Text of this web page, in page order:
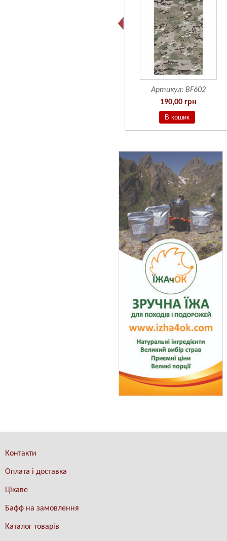
Артикул: BF602
190,00 грн
Контакти
Оплата і доставка
Цікаве
Бафф на замовлення
Каталог товарів